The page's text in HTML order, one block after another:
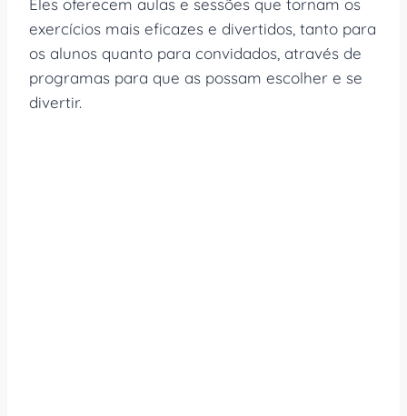
Eles oferecem aulas e sessões que tornam os
exercícios mais eficazes e divertidos, tanto para
os alunos quanto para convidados, através de
programas para que as possam escolher e se
divertir.